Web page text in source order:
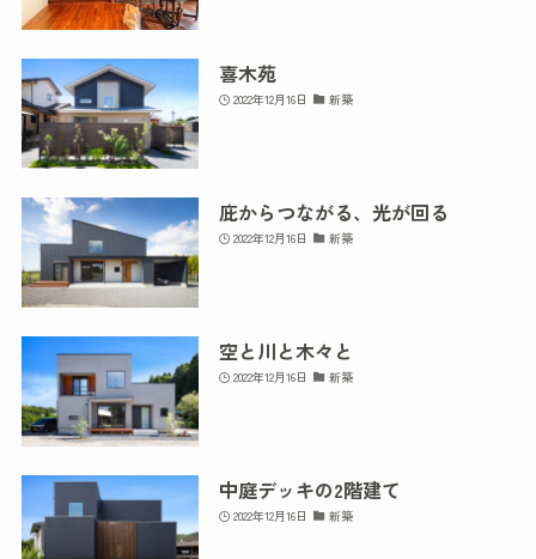
喜木苑
2022年12月16日 新築
庇からつながる、光が回る
2022年12月16日 新築
空と川と木々と
2022年12月16日 新築
中庭デッキの2階建て
2022年12月16日 新築